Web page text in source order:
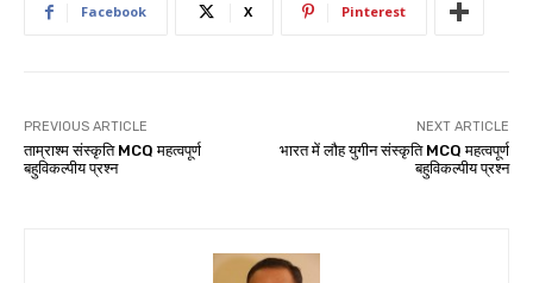
Facebook X Pinterest
PREVIOUS ARTICLE
ताम्राश्म संस्कृति MCQ महत्वपूर्ण
बहुविकल्पीय प्रश्न
NEXT ARTICLE
भारत में लौह युगीन संस्कृति MCQ महत्वपूर्ण
बहुविकल्पीय प्रश्न